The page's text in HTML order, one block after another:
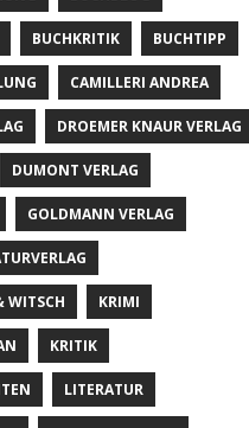
BUCHKRITIK BUCHTIPP
CAMILLERI ANDREA
DROEMER KNAUR VERLAG
DUMONT VERLAG
GOLDMANN VERLAG
WITSCH KRIMI
KRITIK
LITERATUR